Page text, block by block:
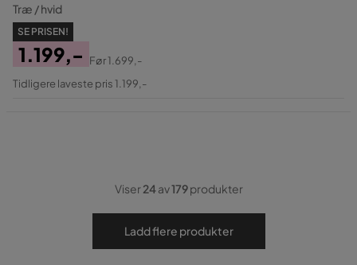
Træ / hvid
SE PRISEN!
Pris
1.199,-
Original
Før1.699,-
Tidligere laveste pris 1.199,-
Viser24av179produkter
Ladd flere produkter